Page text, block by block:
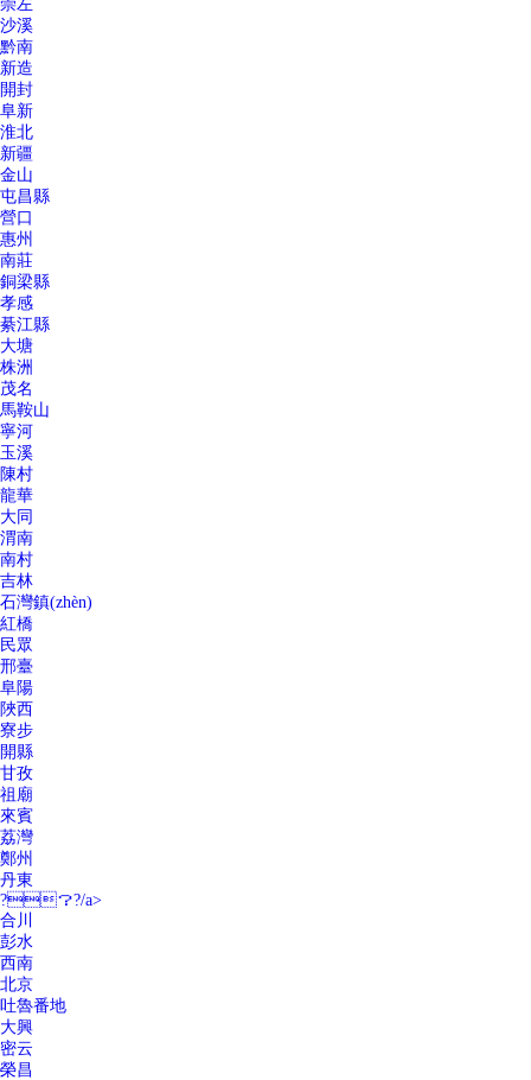
崇左
沙溪
黔南
新造
開封
阜新
淮北
新疆
金山
屯昌縣
營口
惠州
南莊
銅梁縣
孝感
綦江縣
大塘
株洲
茂名
馬鞍山
寧河
玉溪
陳村
龍華
大同
渭南
南村
吉林
石灣鎮(zhèn)
紅橋
民眾
邢臺
阜陽
陜西
寮步
開縣
甘孜
祖廟
來賓
荔灣
鄭州
丹東
?？?/a>
合川
彭水
西南
北京
吐魯番地
大興
密云
榮昌